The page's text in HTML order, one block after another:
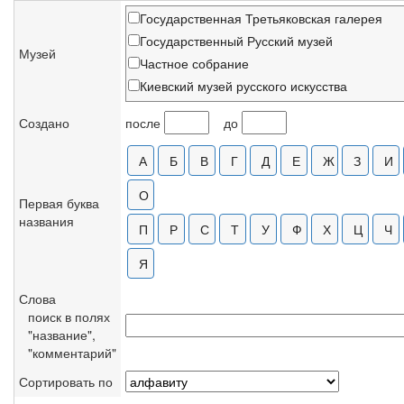
Музей
Государственная Третьяковская галерея
Государственный Русский музей
Частное собрание
Киевский музей русского искусства
Музей-заповедник "Абрамцево"
Витебский художественный музей, Беларусь
Музей-квартира И.И.Бродского, С.-
Харьковский художественный музей
Музей Атенеум, Хельсинки
Национальная галерея Армении
Саратовский художественный музей
Национальный художественный музей
Приморская картинная галерея,
Архангельский музей изобразительных
Новгородский музей-заповедник
Создано после до
Первая буква
названия
Слова
поиск в полях
"название",
"комментарий"
Сортировать по